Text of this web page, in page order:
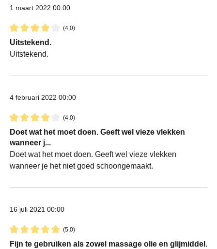
1 maart 2022 00:00
(4,0)
Recensie met een waardering van 4 van de 5 sterren
Uitstekend.
Uitstekend.
4 februari 2022 00:00
(4,0)
Recensie met een waardering van 4 van de 5 sterren
Doet wat het moet doen. Geeft wel vieze vlekken
wanneer j...
Doet wat het moet doen. Geeft wel vieze vlekken
wanneer je het niet goed schoongemaakt.
16 juli 2021 00:00
(5,0)
Recensie met een waardering van 5 van de 5 sterren
Fijn te gebruiken als zowel massage olie en glijmiddel.